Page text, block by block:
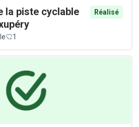
la piste cyclable
Réalisé
1